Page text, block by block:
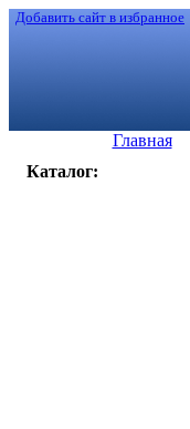
Добавить сайт в избранное
Главная
Каталог: